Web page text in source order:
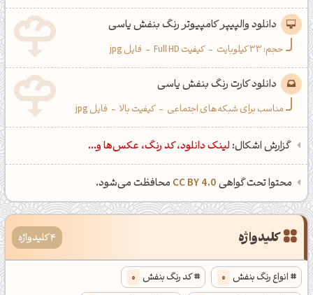
دانلود والپیپر کامپیوتر رنگ بنفش یاسی
حجم: 33 کیلوبایت - کیفیت Full HD - فایل jpg
دانلود کارت رنگ بنفش یاسی
مناسب برای شبکه‌های اجتماعی - کیفیت بالا - فایل jpg
گزارش اشکال: لینک دانلود، کد رنگ، عکس‌ها و...
محتوا تحت گواهیCC BY 4.0 محافظت می‌شود.
کلیدواژه 4 کلیدواژه
انواع رنگ بنفش 0 کد رنگ بنفش 0